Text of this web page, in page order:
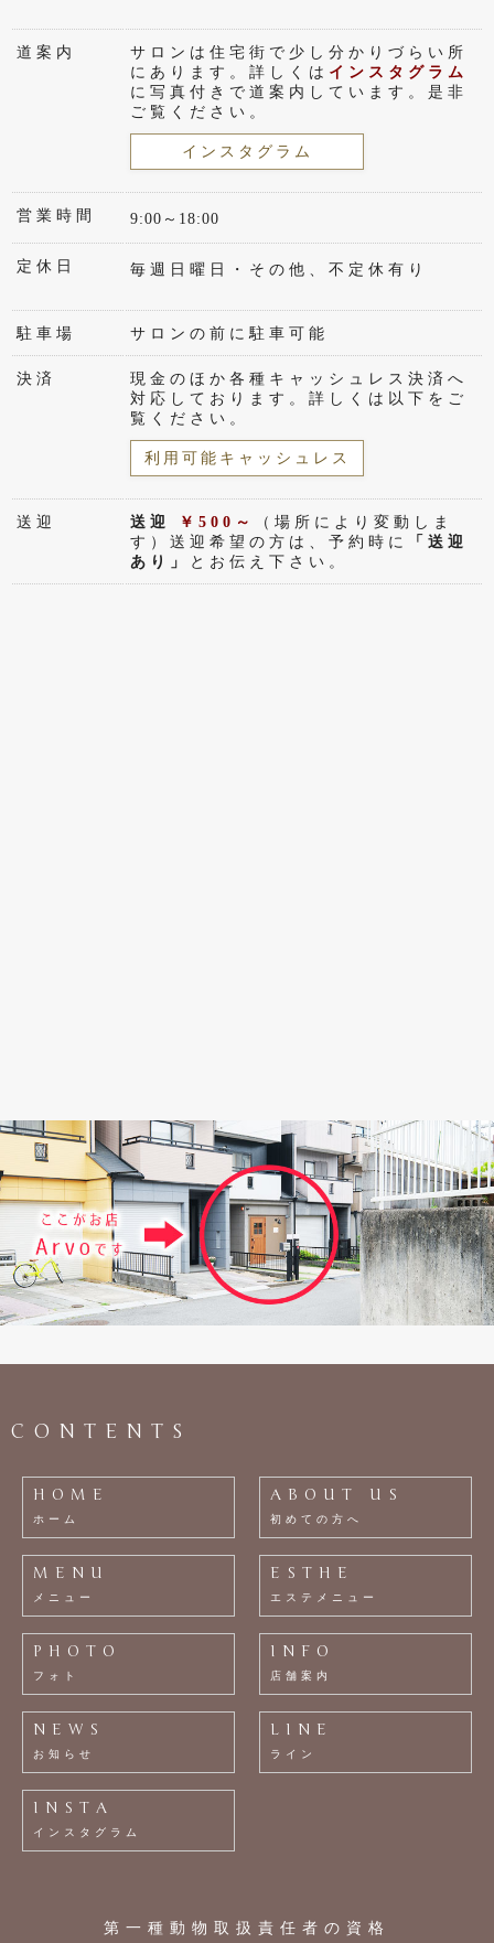
道案内
サロンは住宅街で少し分かりづらい所
にあります。詳しくは インスタグラム
に写真付きで道案内しています。是非
ご覧ください。
インスタグラム
営業時間 9:00～18:00
定休日 毎週日曜日・その他、不定休有り
駐車場 サロンの前に駐車可能
決済
現金のほか各種キャッシュレス決済へ
対応しております。詳しくは以下をご
覧ください。
利用可能キャッシュレス
送迎 送迎 ￥500～
（場所により変動しま
す）送迎希望の方は、予約時に
「送迎
あり」
とお伝え下さい。
CONTENTS
HOME
ホーム
ABOUT US
初めての方へ
MENU
メニュー
ESTHE
エステメニュー
PHOTO
フォト
INFO
店舗案内
NEWS
お知らせ
LINE
ライン
INSTA
インスタグラム
第一種動物取扱責任者の資格